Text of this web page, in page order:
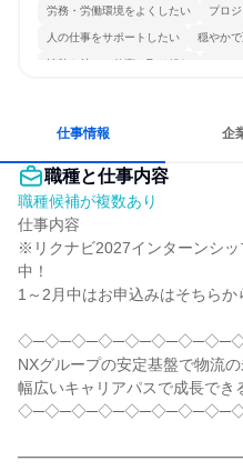
労務・労働環境をよくしたい プロ
人の仕事をサポートしたい 穏やか
情熱を持って仕事に取り組む コミ
仕事情報 企
職種と仕事内容
職種候補が複数あり
仕事内容
※リクナビ2027インターンシ
中！
1～2月中はお申込みはそちらか
NXグループの安定基盤で物流
幅広いキャリアパスで成長でき